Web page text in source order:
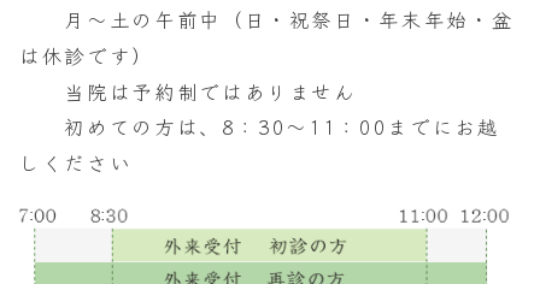
月～土の午前中
（日・祝祭日・年末年始・盆
は休診です）
当院は予約制ではありません
初めての方は、8：30～11：00までに お越
しください